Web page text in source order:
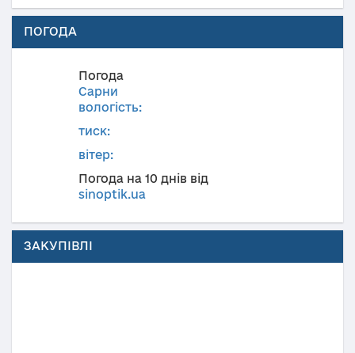
ПОГОДА
Погода
Сарни
вологість:
тиск:
вітер:
Погода на 10 днів від
sinoptik.ua
ЗАКУПІВЛІ